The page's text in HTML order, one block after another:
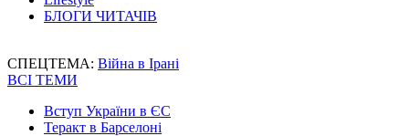
БЛОГИ ЧИТАЧІВ
СПЕЦТЕМА: Війна в Ірані
ВСІ ТЕМИ
Вступ України в ЄС
Теракт в Барселоні